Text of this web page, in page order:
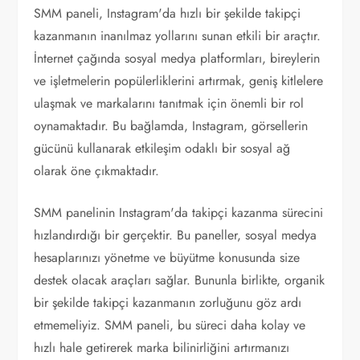
SMM paneli, Instagram'da hızlı bir şekilde takipçi
kazanmanın inanılmaz yollarını sunan etkili bir araçtır.
İnternet çağında sosyal medya platformları, bireylerin
ve işletmelerin popülerliklerini artırmak, geniş kitlelere
ulaşmak ve markalarını tanıtmak için önemli bir rol
oynamaktadır. Bu bağlamda, Instagram, görsellerin
gücünü kullanarak etkileşim odaklı bir sosyal ağ
olarak öne çıkmaktadır.
SMM panelinin Instagram'da takipçi kazanma sürecini
hızlandırdığı bir gerçektir. Bu paneller, sosyal medya
hesaplarınızı yönetme ve büyütme konusunda size
destek olacak araçları sağlar. Bununla birlikte, organik
bir şekilde takipçi kazanmanın zorluğunu göz ardı
etmemeliyiz. SMM paneli, bu süreci daha kolay ve
hızlı hale getirerek marka bilinirliğini artırmanızı